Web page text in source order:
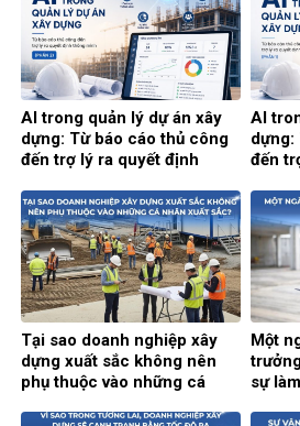
AI trong quản lý dự án xây
dựng: Từ báo cáo thủ công
đến trợ lý ra quyết định
AI
dựng:
đến
Tại sao doanh nghiệp xây
dựng xuất sắc không nên
phụ thuộc vào những cá
Một
sự